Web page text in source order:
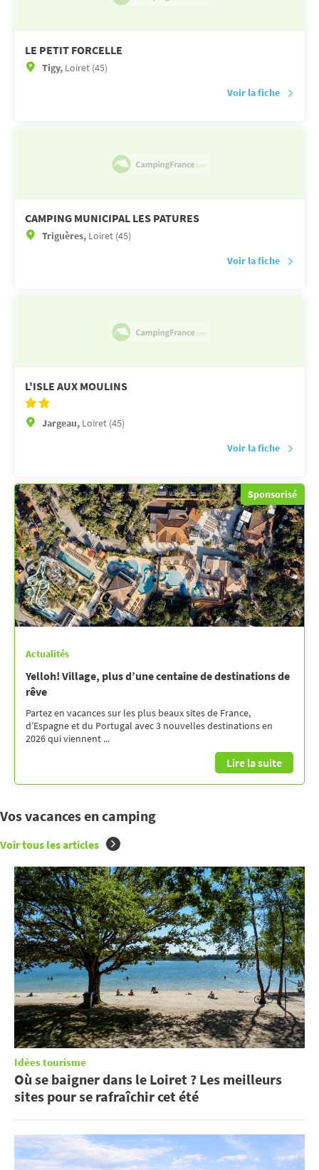
LE PETIT FORCELLE
Tigy, Loiret (45)
Voir la fiche
CAMPING MUNICIPAL LES PATURES
Triguères, Loiret (45)
Voir la fiche
L'ISLE AUX MOULINS
Jargeau, Loiret (45)
Voir la fiche
Sponsorisé
Actualités
Yelloh! Village, plus d’une centaine de destinations de
rêve
Partez en vacances sur les plus beaux sites de France,
d’Espagne et du Portugal avec 3 nouvelles destinations en
2026 qui viennent ...
Lire la suite
Vos vacances en camping
Voir tous les articles
Idées tourisme
Où se baigner dans le Loiret ? Les meilleurs
sites pour se rafraîchir cet été